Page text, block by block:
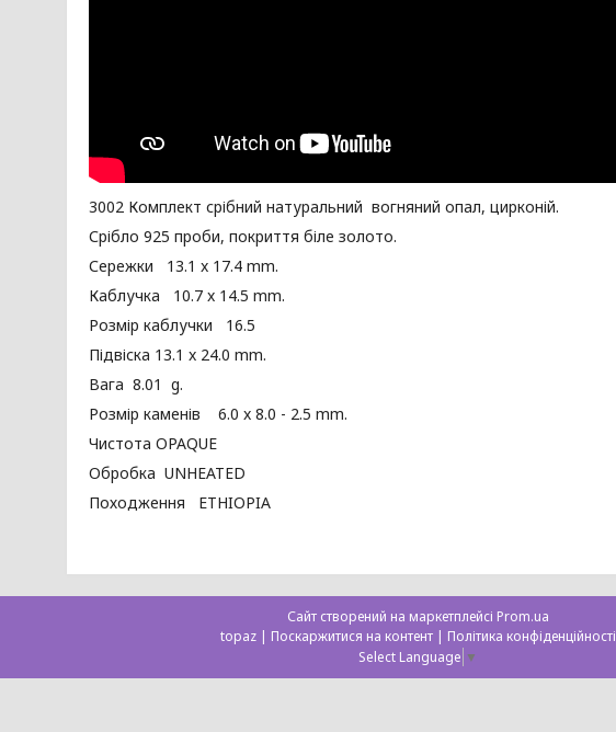
3002 Комплект срібний натуральний вогняний опал, цирконій.
Срібло 925 проби, покриття біле золото.
Сережки 13.1 x 17.4 mm.
Каблучка 10.7 x 14.5 mm.
Розмір каблучки 16.5
Підвіска 13.1 x 24.0 mm.
Вага 8.01 g.
Розмір каменів 6.0 x 8.0 - 2.5 mm.
Чистота OPAQUE
Обробка UNHEATED
Походження ETHIOPIA
Сайт створений на маркетплейсі Prom.ua
topaz | Поскаржитися на контент | Політика конфіденційності
Select Language ▼